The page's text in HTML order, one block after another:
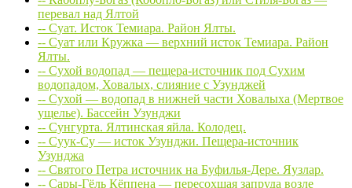
перевал над Ялтой
-- Суат. Исток Темиара. Район Ялты.
-- Суат или Кружка — верхний исток Темиара. Район
Ялты.
-- Сухой водопад — пещера-источник под Сухим
водопадом, Ховалых, слияние с Узунджей
-- Сухой — водопад в нижней части Ховалыха (Мертвое
ущелье). Бассейн Узунджи
-- Сунгурта. Ялтинская яйла. Колодец.
-- Суук-Су — исток Узунджи. Пещера-источник
Узунджа
-- Святого Петра источник на Буфилья-Дере. Яузлар.
-- Сары-Гёль Кёппена — пересохшая запруда возле